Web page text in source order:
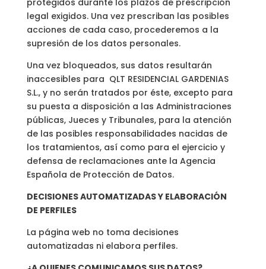
protegidos durante los plazos de prescripción
legal exigidos. Una vez prescriban las posibles
acciones de cada caso, procederemos a la
supresión de los datos personales.
Una vez bloqueados, sus datos resultarán
inaccesibles para QLT RESIDENCIAL GARDENIAS
S.L., y no serán tratados por éste, excepto para
su puesta a disposición a las Administraciones
públicas, Jueces y Tribunales, para la atención
de las posibles responsabilidades nacidas de
los tratamientos, así como para el ejercicio y
defensa de reclamaciones ante la Agencia
Española de Protección de Datos.
DECISIONES AUTOMATIZADAS Y ELABORACIÓN
DE PERFILES
La página web no toma decisiones
automatizadas ni elabora perfiles.